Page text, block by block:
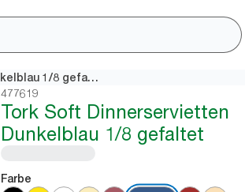
Tork Soft Dinnerservietten Dunkelblau 1/8 gefaltet
477619
Tork Soft Dinnerservietten
Dunkelblau 1/8 gefaltet
Farbe